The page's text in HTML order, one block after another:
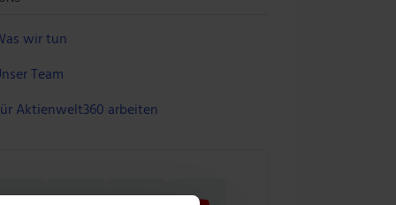
wir tun
Team
Aktienwelt360 arbeiten